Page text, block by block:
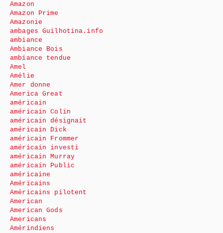
Amazon
Amazon Prime
Amazonie
ambages Guilhotina.info
ambiance
Ambiance Bois
ambiance tendue
Amel
Amélie
Amer donne
America Great
américain
américain Colin
américain désignait
américain Dick
américain Frommer
américain investi
américain Murray
américain Public
américaine
Américains
Américains pilotent
American
American Gods
Americans
Amérindiens